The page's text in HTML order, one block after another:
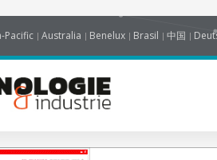
Pacific Australia Benelux Brasil 中国